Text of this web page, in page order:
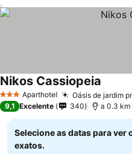
3 EstrelasAparthotel Oásis de jardim
Nikos Cassiopeia
9,1 Excelente 340 a 0.3 km
Selecione as datas para ver
exatos.